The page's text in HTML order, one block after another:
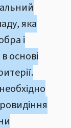
яка
і
основі